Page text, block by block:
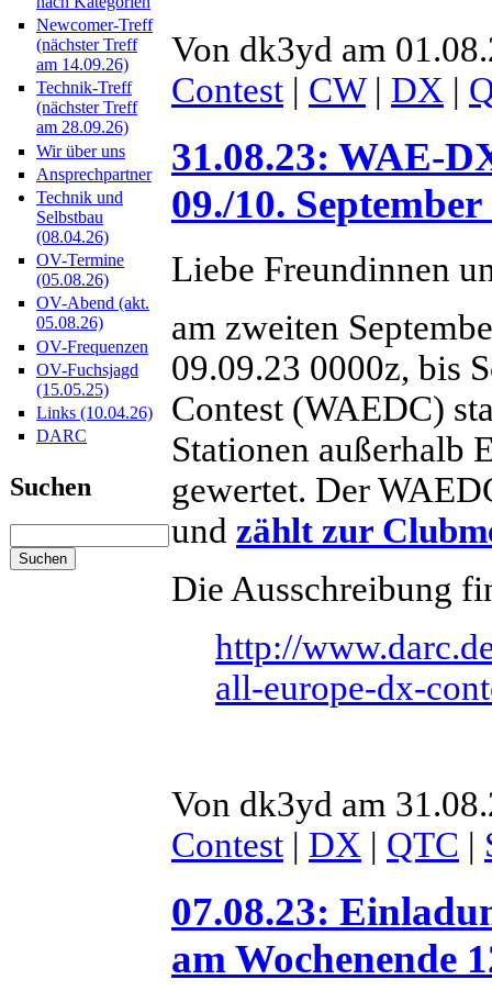
Newcomer-Treff
(nächster Treff
am 14.09.26)
Technik-Treff
(nächster Treff
am 28.09.26)
Wir über uns
Ansprechpartner
Technik und
Selbstbau
(08.04.26)
OV-Termine
(05.08.26)
OV-Abend (akt.
05.08.26)
OV-Frequenzen
OV-Fuchsjagd
(15.05.25)
Links (10.04.26)
DARC
Suchen
Von dk3yd am
Contest | CW| DX |
31.08.23: WAE-
09./10. September
Liebe Freundinnen
am zweiten
09.09.23 0000z, bis
Contest (WAEDC)
Stationen außerhalb
gewertet. Der
und zählt zur
Die Ausschreibung
http://
all-europe-dx-
Von dk3yd am
Contest | DX | QTC |
07.08.23:
am Wochenende